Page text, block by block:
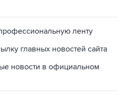
ленту
главных новостей сайта
новости в официальном